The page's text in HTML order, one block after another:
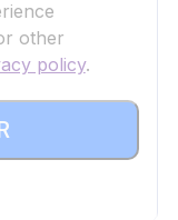
other
policy.